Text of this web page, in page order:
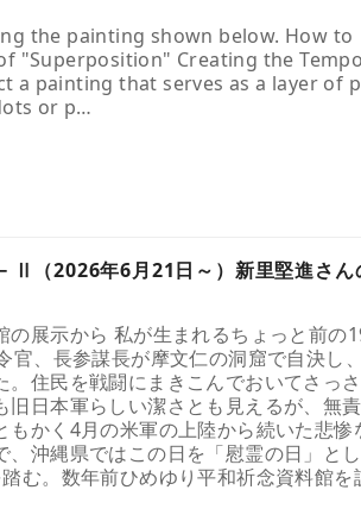
the painting shown below. How to
"Superposition" Creating the
a painting that serves as a layer of
or p…
Ⅱ（2026年6月21日～）新里堅進さん
の展示から 私が生まれるちょっと前の
官、長参謀長が摩文仁の洞窟で自決し
。住民を戦闘にまきこんでおいてさっ
旧日本軍らしい潔さとも見えるが、無
もかく4月の米軍の上陸から続いた悲惨
沖縄県ではこの日を「慰霊の日」とし
む。数年前ひめゆり平和祈念資料館を